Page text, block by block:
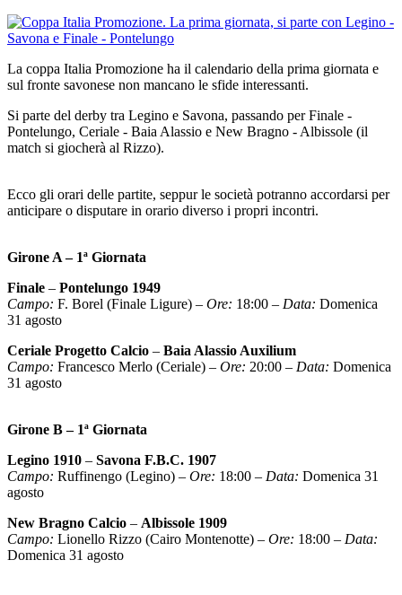
La coppa Italia Promozione ha il calendario della prima giornata e
sul fronte savonese non mancano le sfide interessanti.
Si parte del derby tra Legino e Savona, passando per Finale -
Pontelungo, Ceriale - Baia Alassio e New Bragno - Albissole (il
match si giocherà al Rizzo).
Ecco gli orari delle partite, seppur le società potranno accordarsi per
anticipare o disputare in orario diverso i propri incontri.
Girone A – 1ª Giornata
Finale – Pontelungo 1949
Campo: F. Borel (Finale Ligure) – Ore: 18:00 – Data: Domenica
31 agosto
Ceriale Progetto Calcio – Baia Alassio Auxilium
Campo: Francesco Merlo (Ceriale) – Ore: 20:00 – Data: Domenica
31 agosto
Girone B – 1ª Giornata
Legino 1910 – Savona F.B.C. 1907
Campo: Ruffinengo (Legino) – Ore: 18:00 – Data: Domenica 31
agosto
New Bragno Calcio – Albissole 1909
Campo: Lionello Rizzo (Cairo Montenotte) – Ore: 18:00 – Data:
Domenica 31 agosto